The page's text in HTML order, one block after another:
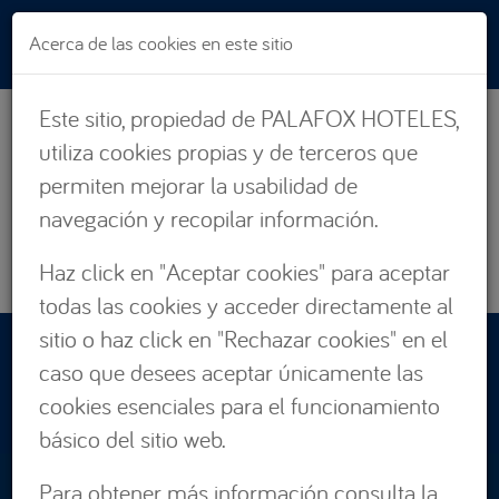
Pasar al contenido principal
RESERVAS:
876 662 535
Acerca de las cookies en este sitio
Este sitio, propiedad de PALAFOX HOTELES,
utiliza cookies propias y de terceros que
permiten mejorar la usabilidad de
navegación y recopilar información.
Haz click en "Aceptar cookies" para aceptar
todas las cookies y acceder directamente al
sitio o haz click en "Rechazar cookies" en el
caso que desees aceptar únicamente las
cookies esenciales para el funcionamiento
básico del sitio web.
Para obtener más información consulta la